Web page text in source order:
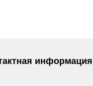
информация